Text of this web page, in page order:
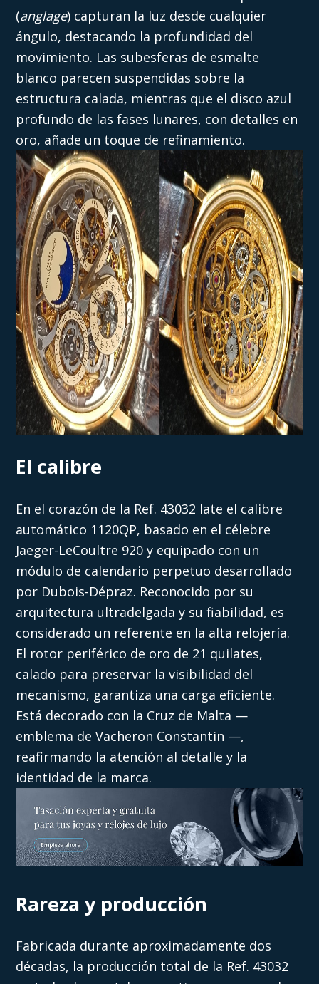
(anglage) capturan la luz desde cualquier
ángulo, destacando la profundidad del
movimiento. Las subesferas de esmalte
blanco parecen suspendidas sobre la
estructura calada, mientras que el disco azul
profundo de las fases lunares, con detalles en
oro, añade un toque de refinamiento.
El calibre
En el corazón de la Ref. 43032 late el calibre
automático 1120QP, basado en el célebre
Jaeger-LeCoultre 920 y equipado con un
módulo de calendario perpetuo desarrollado
por Dubois-Dépraz. Reconocido por su
arquitectura ultradelgada y su fiabilidad, es
considerado un referente en la alta relojería.
El rotor periférico de oro de 21 quilates,
calado para preservar la visibilidad del
mecanismo, garantiza una carga eficiente.
Está decorado con la Cruz de Malta —
emblema de Vacheron Constantin —,
reafirmando la atención al detalle y la
identidad de la marca.
Rareza y producción
Fabricada durante aproximadamente dos
décadas, la producción total de la Ref. 43032